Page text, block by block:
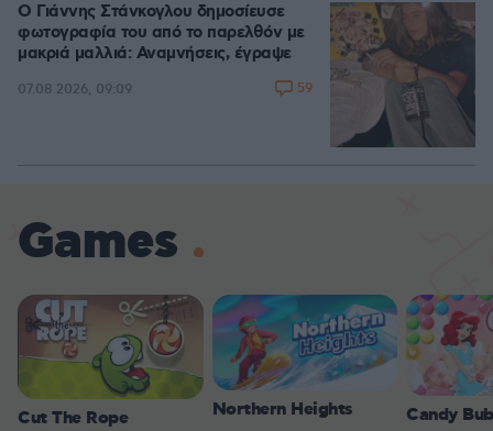
Ο Γιάννης Στάνκογλου δημοσίευσε
φωτογραφία του από το παρελθόν με
μακριά μαλλιά: Αναμνήσεις, έγραψε
07.08.2026, 09:09 59
Games
Cut The Rope Northern Heights Candy